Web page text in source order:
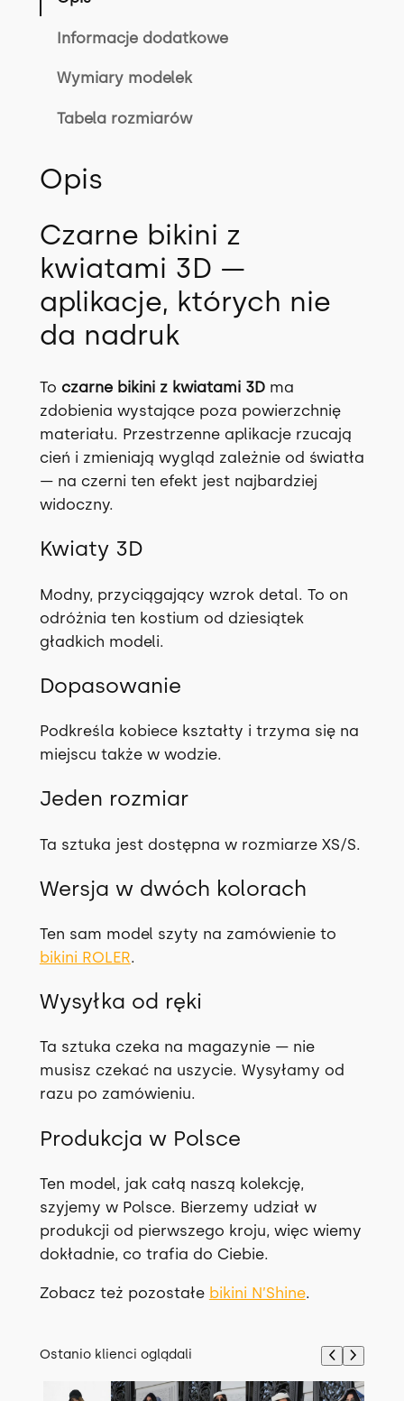
:
5
9
z
ł
.
9
R
c
z
e
ń
,
S
/
S
—
o
d
ę
i
Informacje dodatkowe
Wymiary modelek
Tabela rozmiarów
Opis
Czarne bikini z
kwiatami 3D —
aplikacje, których nie
da nadruk
To czarne bikini z kwiatami 3Dma
zdobienia wystające poza powierzchnię
materiału. Przestrzenne aplikacje rzucają
cień i zmieniają wygląd zależnie od światła
— na czerni ten efekt jest najbardziej
widoczny.
Kwiaty 3D
Modny, przyciągający wzrok detal. To on
odróżnia ten kostium od dziesiątek
gładkich modeli.
Dopasowanie
Podkreśla kobiece kształty i trzyma się na
miejscu także w wodzie.
Jeden rozmiar
Ta sztuka jest dostępna w rozmiarze XS/S.
Wersja w dwóch kolorach
Ten sam model szyty na zamówienie to
bikini ROLER.
Wysyłka od ręki
Ta sztuka czeka na magazynie — nie
musisz czekać na uszycie. Wysyłamy od
razu po zamówieniu.
Produkcja w Polsce
Ten model, jak całą naszą kolekcję,
szyjemy w Polsce. Bierzemy udział w
produkcji od pierwszego kroju, więc wiemy
dokładnie, co trafia do Ciebie.
Zobacz też pozostałe bikini N’Shine.
Ostanio klienci oglądali